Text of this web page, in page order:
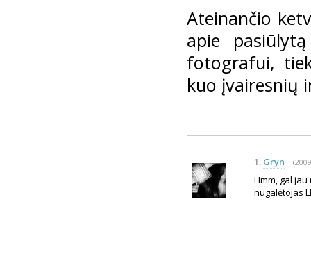
Ateinančio
apie
fotografui,
kuo įvairesnių
1. Gryn
Hmm, gal
nugalėtojas